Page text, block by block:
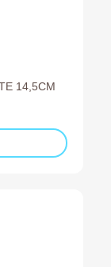
14,5CM